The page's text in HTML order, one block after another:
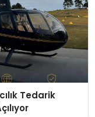
Tedarik